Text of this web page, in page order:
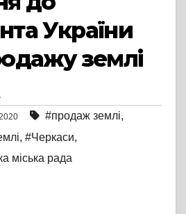
України
землі
#продаж землі,
, #Черкаси,
міська рада